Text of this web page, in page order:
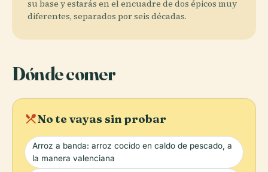
su base y estarás en el encuadre de dos épicos muy
diferentes, separados por seis décadas.
Dónde comer
local_diningNo te vayas sin probar
Arroz a banda: arroz cocido en caldo de pescado, a
la manera valenciana